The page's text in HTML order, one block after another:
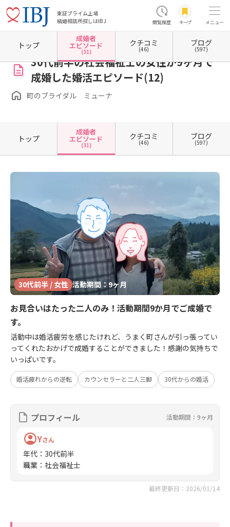
東証プライム上場
結婚相談所探しはIBJ
閲覧履歴 キープ メニュー
ホーム 大阪府の結婚相談所 大阪府羽曳野市 町のブライダル ミューナ 成婚者エピ
30代前半の社会福祉士の女性が9ヶ月で
成婚した婚活エピソード(12)
町のブライダル ミューナ
トップ
成婚者
エピソード
(31)
クチコミ
(46)
ブログ
(597)
トップ
成婚者
エピソード
(31)
クチコミ
(46)
ブログ
(597)
30代前半 / 女性 活動期間：9ヶ月
お見合いはたった二人のみ！活動期間9か月でご成婚で
す。
活動中は婚活疲労を感じたけれど、うまく町さんが引っ張ってい
ってくれたおかげで成婚することができました！感謝の気持ちで
いっぱいです。
婚活疲れからの逆転 カウンセラーと二人三脚 30代からの婚活
プロフィール 活動期間：9ヶ月
Yさん
年代 ： 30代前半
職業 ： 社会福祉士
最終更新日：2026/01/14